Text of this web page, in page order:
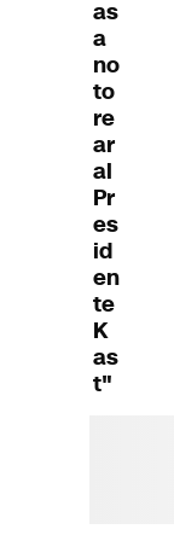
as
a
no
to
re
ar
al
Pr
es
id
en
te
K
as
t"